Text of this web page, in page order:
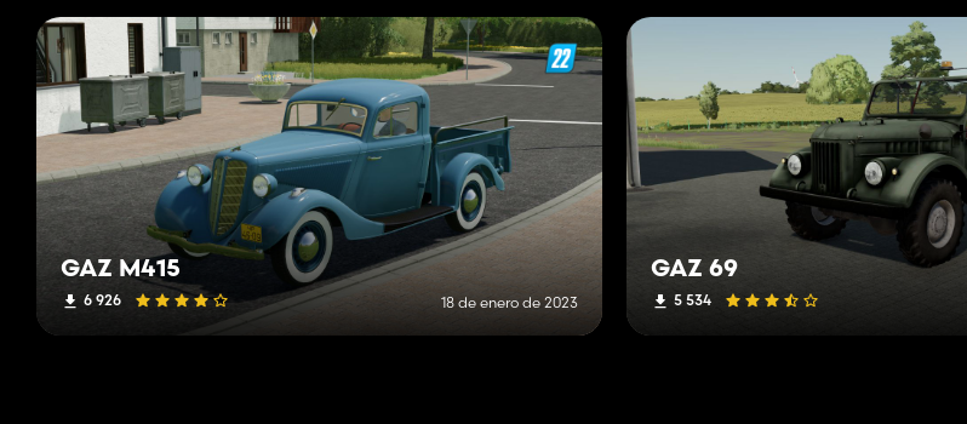
GAZ M415
6 926 18 de enero de 2023
GAZ 69
5 534